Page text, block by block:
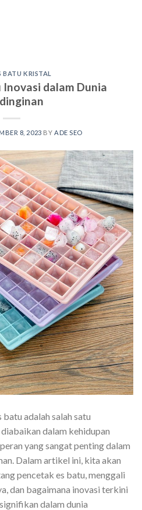
BATU KRISTAL
Inovasi dalam Dunia
8, 2023 BY ADE SEO
adalah salah satu
dalam kehidupan
yang sangat penting dalam
Dalam artikel ini, kita akan
pencetak es batu, menggali
dan bagaimana inovasi terkini
dalam dunia